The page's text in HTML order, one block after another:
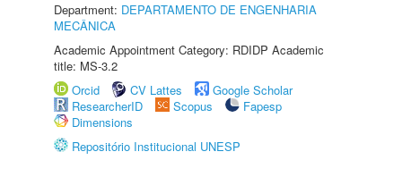
Department: DEPARTAMENTO DE ENGENHARIA
MECÂNICA
Academic Appointment Category: RDIDP Academic
title: MS-3.2
Orcid
CV Lattes
Google Scholar
ResearcherID
Scopus
Fapesp
Dimensions
Repositório Institucional UNESP